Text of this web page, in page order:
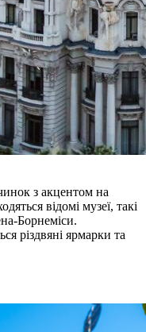
з акцентом на
відомі музеї, такі
Борнеміси.
різдвяні ярмарки та